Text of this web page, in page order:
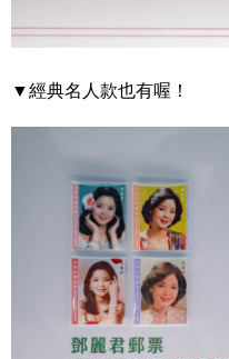
▼經典名人款也有喔！